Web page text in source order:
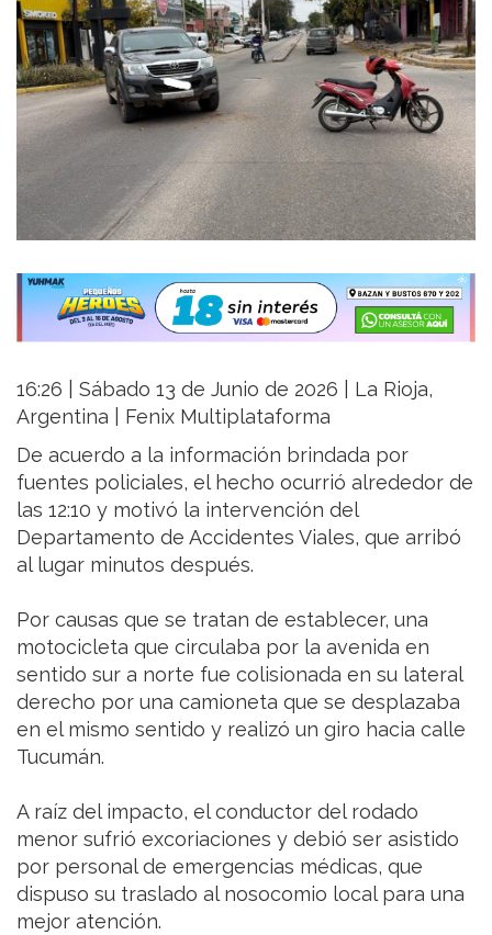
16:26 | Sábado 13 de Junio de 2026 | La Rioja,
Argentina | Fenix Multiplataforma
De acuerdo a la información brindada por
fuentes policiales, el hecho ocurrió alrededor de
las 12:10 y motivó la intervención del
Departamento de Accidentes Viales, que arribó
al lugar minutos después.
Por causas que se tratan de establecer, una
motocicleta que circulaba por la avenida en
sentido sur a norte fue colisionada en su lateral
derecho por una camioneta que se desplazaba
en el mismo sentido y realizó un giro hacia calle
Tucumán.
A raíz del impacto, el conductor del rodado
menor sufrió excoriaciones y debió ser asistido
por personal de emergencias médicas, que
dispuso su traslado al nosocomio local para una
mejor atención.